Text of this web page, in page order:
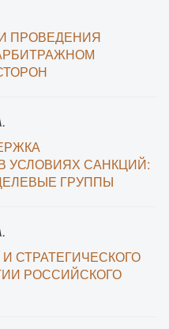
ПРОВЕДЕНИЯ
УСЛОВИЯХ САНКЦИЙ:
ГРУППЫ
СТРАТЕГИЧЕСКОГО
РОССИЙСКОГО